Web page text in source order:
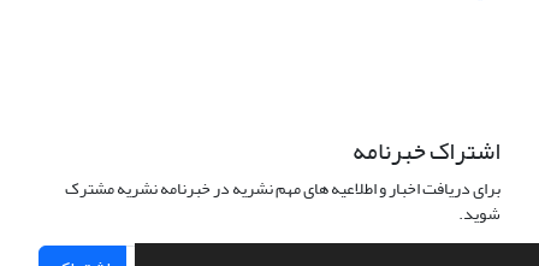
اشتراک خبرنامه
برای دریافت اخبار و اطلاعیه های مهم نشریه در خبرنامه نشریه مشترک
شوید.